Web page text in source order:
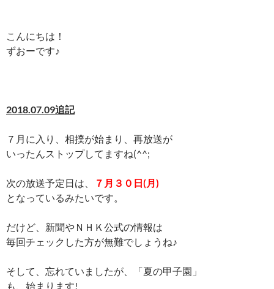
こんにちは！
ずおーです♪
2018.07.09追記
７月に入り、相撲が始まり、再放送が
いったんストップしてますね(^^;
次の放送予定日は、
７月３０日(月)
となっているみたいです。
だけど、新聞やＮＨＫ公式の情報は
毎回チェックした方が無難でしょうね♪
そして、忘れていましたが、「夏の甲子園」
も、始まります!